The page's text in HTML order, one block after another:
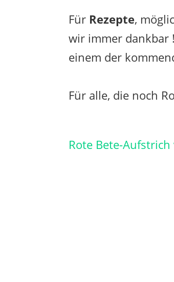
Für Rezepte,
wir immer dankbar
einem der
Für alle, die noch
Rote Bete-Aufstrich